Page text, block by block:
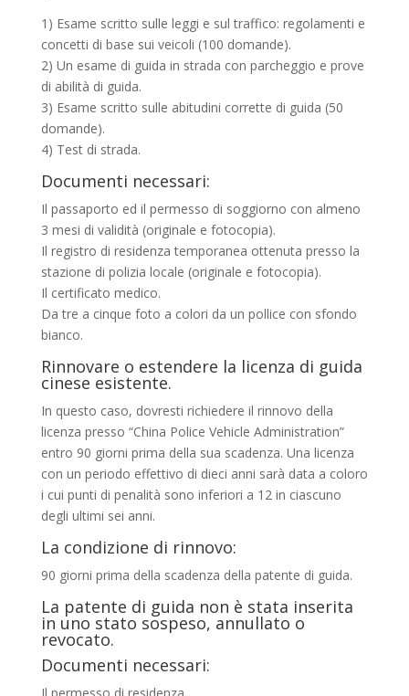
1) Esame scritto sulle leggi e sul traffico: regolamenti e
concetti di base sui veicoli (100 domande).
2) Un esame di guida in strada con parcheggio e prove
di abilità di guida.
3) Esame scritto sulle abitudini corrette di guida (50
domande).
4) Test di strada.
Documenti necessari:
Il passaporto ed il permesso di soggiorno con almeno
3 mesi di validità (originale e fotocopia).
Il registro di residenza temporanea ottenuta presso la
stazione di polizia locale (originale e fotocopia).
Il certificato medico.
Da tre a cinque foto a colori da un pollice con sfondo
bianco.
Rinnovare o estendere la licenza di guida
cinese esistente.
In questo caso, dovresti richiedere il rinnovo della
licenza presso “China Police Vehicle Administration”
entro 90 giorni prima della sua scadenza. Una licenza
con un periodo effettivo di dieci anni sarà data a coloro
i cui punti di penalità sono inferiori a 12 in ciascuno
degli ultimi sei anni.
La condizione di rinnovo:
90 giorni prima della scadenza della patente di guida.
La patente di guida non è stata inserita
in uno stato sospeso, annullato o
revocato.
Documenti necessari: